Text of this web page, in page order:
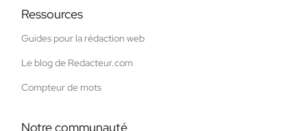
Ressources
Guides pour la rédaction web
Le blog de Redacteur.com
Compteur de mots
Notre communauté